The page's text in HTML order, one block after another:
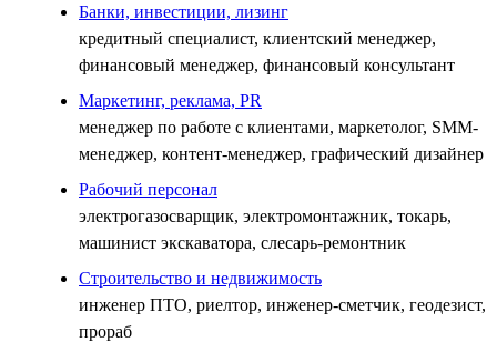
Банки, инвестиции, лизинг
кредитный специалист, клиентский менеджер,
финансовый менеджер, финансовый консультант
Маркетинг, реклама, PR
менеджер по работе с клиентами, маркетолог, SMM-
менеджер, контент-менеджер, графический дизайнер
Рабочий персонал
электрогазосварщик, электромонтажник, токарь,
машинист экскаватора, слесарь-ремонтник
Строительство и недвижимость
инженер ПТО, риелтор, инженер-сметчик, геодезист,
прораб